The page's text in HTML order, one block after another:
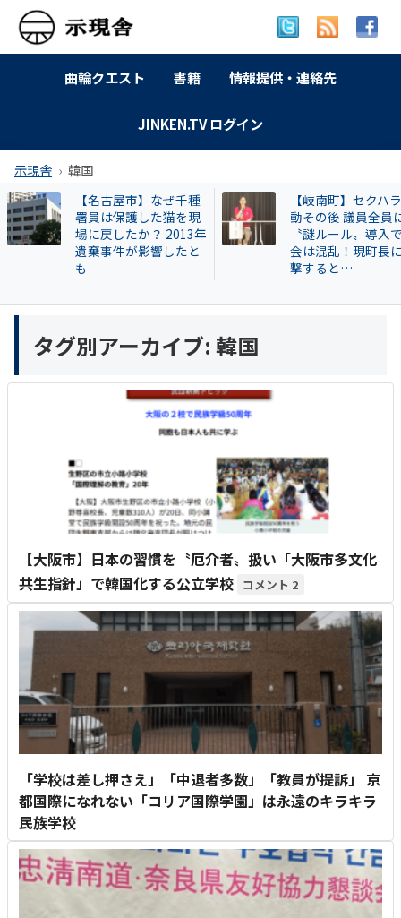
曲輪クエスト 書籍 情報提供・連絡先
JINKEN.TV ログイン
示現舎 韓国
【名古屋市】なぜ千種
署員は保護した猫を現
場に戻したか？ 2013年
遺棄事件が影響したと
も
【岐南町】セクハ
動その後 議員全員
〝謎ルール〟導入
会は混乱！現町長
撃すると…
タグ別アーカイブ: 韓国
【大阪市】日本の習慣を〝厄介者〟扱い「大阪市多文化
共生指針」で韓国化する公立学校
2
「学校は差し押さえ」「中退者多数」「教員が提訴」 京
都国際になれない「コリア国際学園」は永遠のキラキラ
民族学校